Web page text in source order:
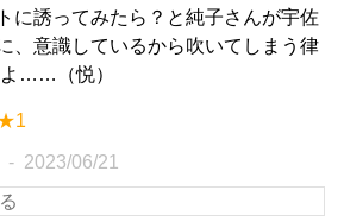
に誘ってみたら？と純子さんが宇佐
、意識しているから吹いてしまう律
……（悦）
2023/06/21